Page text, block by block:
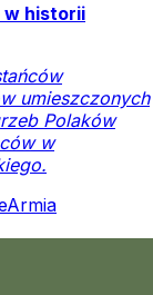
w historii
umieszczonych
Polaków
w
Armia